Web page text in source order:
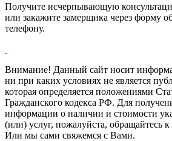
Получите исчерпывающую
или закажите замерщика через форму
телефону.
Внимание! Данный сайт носит
ни при каких условиях не является
которая определяется положениями
Гражданского кодекса РФ. Для
информации о наличии и стоимости
(или) услуг, пожалуйста, обращайтесь
Или мы сами свяжемся с Вами.